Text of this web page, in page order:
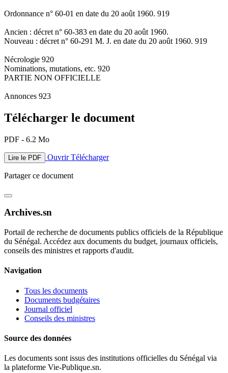
Ordonnance n° 60-01 en date du 20 août 1960. 919
Ancien : décret n° 60-383 en date du 20 août 1960.
Nouveau : décret n° 60-291 M. J. en date du 20 août 1960. 919
Nécrologie 920
Nominations, mutations, etc. 920
PARTIE NON OFFICIELLE
Annonces 923
Télécharger le document
PDF - 6.2 Mo
Lire le PDF OuvrirTélécharger
Partager ce document
Archives.sn
Portail de recherche de documents publics officiels de la République
du Sénégal. Accédez aux documents du budget, journaux officiels,
conseils des ministres et rapports d'audit.
Navigation
Tous les documents
Documents budgétaires
Journal officiel
Conseils des ministres
Source des données
Les documents sont issus des institutions officielles du Sénégal via
la plateforme Vie-Publique.sn.